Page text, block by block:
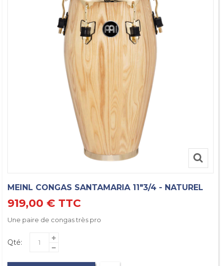
MEINL CONGAS SANTAMARIA 11"3/4 - NATUREL
919,00 € TTC
Une paire de congas très pro
Qté: